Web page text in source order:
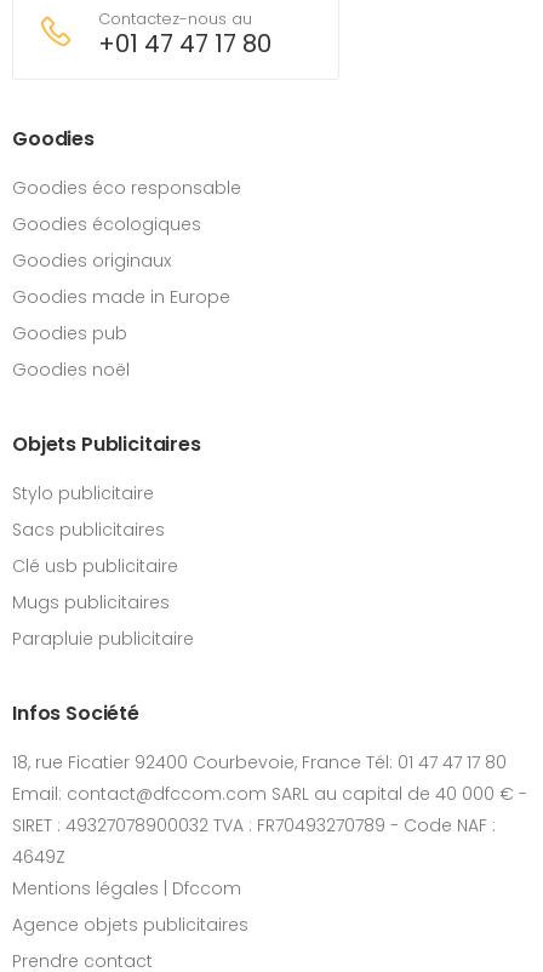
Contactez-nous au
+01 47 47 17 80
Goodies
Goodies éco responsable
Goodies écologiques
Goodies originaux
Goodies made in Europe
Goodies pub
Goodies noël
Objets Publicitaires
Stylo publicitaire
Sacs publicitaires
Clé usb publicitaire
Mugs publicitaires
Parapluie publicitaire
Infos Société
18, rue Ficatier 92400 Courbevoie, France Tél: 01 47 47 17 80
Email: contact@dfccom.com SARL au capital de 40 000 € -
SIRET : 49327078900032 TVA : FR70493270789 - Code NAF :
4649Z
Mentions légales | Dfccom
Agence objets publicitaires
Prendre contact